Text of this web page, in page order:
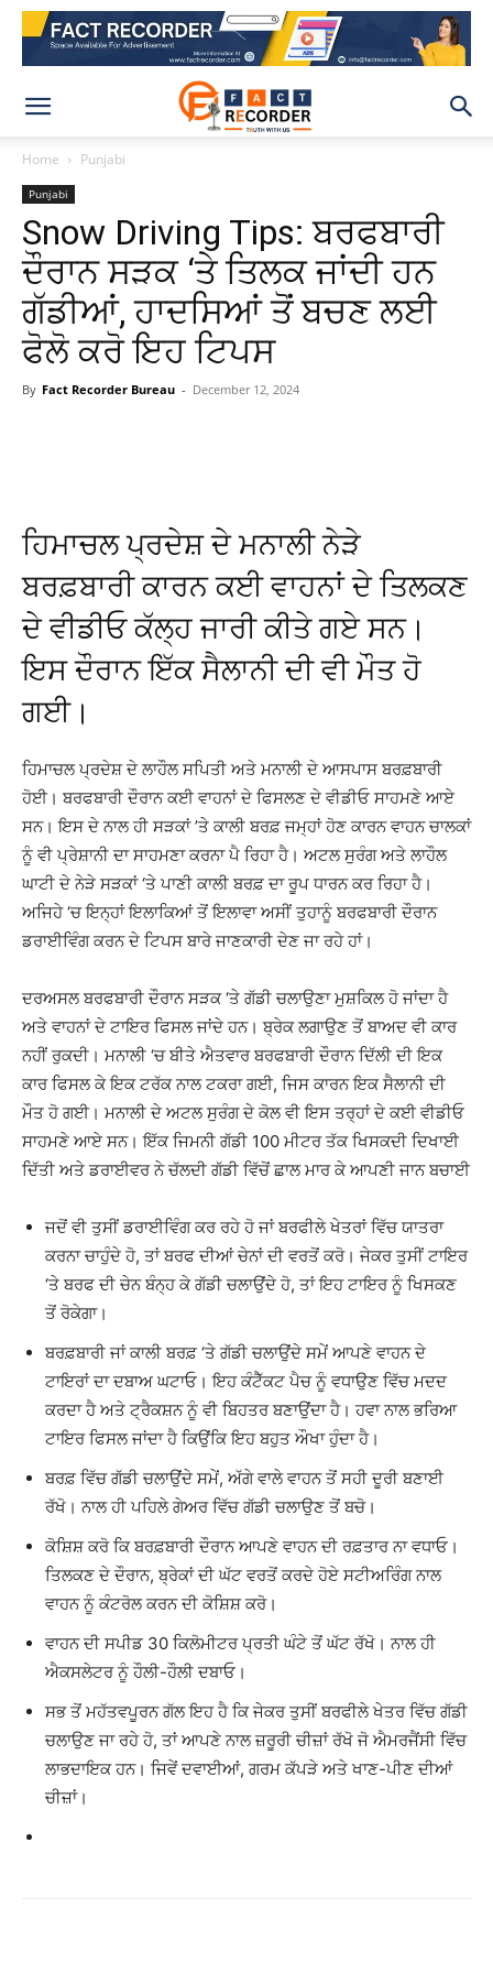
Home Punjabi
Punjabi
Snow Driving Tips: ਬਰਫਬਾਰੀ
ਦੌਰਾਨ ਸੜਕ ‘ਤੇ ਤਿਲਕ ਜਾਂਦੀ ਹਨ
ਗੱਡੀਆਂ, ਹਾਦਸਿਆਂ ਤੋਂ ਬਚਣ ਲਈ
ਫੋਲੋ ਕਰੋ ਇਹ ਟਿਪਸ
By Fact Recorder Bureau - December 12, 2024
ਹਿਮਾਚਲ ਪ੍ਰਦੇਸ਼ ਦੇ ਮਨਾਲੀ ਨੇੜੇ
ਬਰਫ਼ਬਾਰੀ ਕਾਰਨ ਕਈ ਵਾਹਨਾਂ ਦੇ ਤਿਲਕਣ
ਦੇ ਵੀਡੀਓ ਕੱਲ੍ਹ ਜਾਰੀ ਕੀਤੇ ਗਏ ਸਨ।
ਇਸ ਦੌਰਾਨ ਇੱਕ ਸੈਲਾਨੀ ਦੀ ਵੀ ਮੌਤ ਹੋ
ਗਈ।
ਹਿਮਾਚਲ ਪ੍ਰਦੇਸ਼ ਦੇ ਲਾਹੌਲ ਸਪਿਤੀ ਅਤੇ ਮਨਾਲੀ ਦੇ ਆਸਪਾਸ ਬਰਫ਼ਬਾਰੀ
ਹੋਈ। ਬਰਫਬਾਰੀ ਦੌਰਾਨ ਕਈ ਵਾਹਨਾਂ ਦੇ ਫਿਸਲਣ ਦੇ ਵੀਡੀਓ ਸਾਹਮਣੇ ਆਏ
ਸਨ। ਇਸ ਦੇ ਨਾਲ ਹੀ ਸੜਕਾਂ ’ਤੇ ਕਾਲੀ ਬਰਫ਼ ਜਮ੍ਹਾਂ ਹੋਣ ਕਾਰਨ ਵਾਹਨ ਚਾਲਕਾਂ
ਨੂੰ ਵੀ ਪ੍ਰੇਸ਼ਾਨੀ ਦਾ ਸਾਹਮਣਾ ਕਰਨਾ ਪੈ ਰਿਹਾ ਹੈ। ਅਟਲ ਸੁਰੰਗ ਅਤੇ ਲਾਹੌਲ
ਘਾਟੀ ਦੇ ਨੇੜੇ ਸੜਕਾਂ ‘ਤੇ ਪਾਣੀ ਕਾਲੀ ਬਰਫ਼ ਦਾ ਰੂਪ ਧਾਰਨ ਕਰ ਰਿਹਾ ਹੈ।
ਅਜਿਹੇ ‘ਚ ਇਨ੍ਹਾਂ ਇਲਾਕਿਆਂ ਤੋਂ ਇਲਾਵਾ ਅਸੀਂ ਤੁਹਾਨੂੰ ਬਰਫਬਾਰੀ ਦੌਰਾਨ
ਡਰਾਈਵਿੰਗ ਕਰਨ ਦੇ ਟਿਪਸ ਬਾਰੇ ਜਾਣਕਾਰੀ ਦੇਣ ਜਾ ਰਹੇ ਹਾਂ।
ਦਰਅਸਲ ਬਰਫਬਾਰੀ ਦੌਰਾਨ ਸੜਕ ‘ਤੇ ਗੱਡੀ ਚਲਾਉਣਾ ਮੁਸ਼ਕਿਲ ਹੋ ਜਾਂਦਾ ਹੈ
ਅਤੇ ਵਾਹਨਾਂ ਦੇ ਟਾਇਰ ਫਿਸਲ ਜਾਂਦੇ ਹਨ। ਬ੍ਰੇਕ ਲਗਾਉਣ ਤੋਂ ਬਾਅਦ ਵੀ ਕਾਰ
ਨਹੀਂ ਰੁਕਦੀ। ਮਨਾਲੀ ‘ਚ ਬੀਤੇ ਐਤਵਾਰ ਬਰਫਬਾਰੀ ਦੌਰਾਨ ਦਿੱਲੀ ਦੀ ਇਕ
ਕਾਰ ਫਿਸਲ ਕੇ ਇਕ ਟਰੱਕ ਨਾਲ ਟਕਰਾ ਗਈ, ਜਿਸ ਕਾਰਨ ਇਕ ਸੈਲਾਨੀ ਦੀ
ਮੌਤ ਹੋ ਗਈ। ਮਨਾਲੀ ਦੇ ਅਟਲ ਸੁਰੰਗ ਦੇ ਕੋਲ ਵੀ ਇਸ ਤਰ੍ਹਾਂ ਦੇ ਕਈ ਵੀਡੀਓ
ਸਾਹਮਣੇ ਆਏ ਸਨ। ਇੱਕ ਜਿਮਨੀ ਗੱਡੀ 100 ਮੀਟਰ ਤੱਕ ਖਿਸਕਦੀ ਦਿਖਾਈ
ਦਿੱਤੀ ਅਤੇ ਡਰਾਈਵਰ ਨੇ ਚੱਲਦੀ ਗੱਡੀ ਵਿੱਚੋਂ ਛਾਲ ਮਾਰ ਕੇ ਆਪਣੀ ਜਾਨ ਬਚਾਈ
ਜਦੋਂ ਵੀ ਤੁਸੀਂ ਡਰਾਈਵਿੰਗ ਕਰ ਰਹੇ ਹੋ ਜਾਂ ਬਰਫੀਲੇ ਖੇਤਰਾਂ ਵਿੱਚ ਯਾਤਰਾ
ਕਰਨਾ ਚਾਹੁੰਦੇ ਹੋ, ਤਾਂ ਬਰਫ ਦੀਆਂ ਚੇਨਾਂ ਦੀ ਵਰਤੋਂ ਕਰੋ। ਜੇਕਰ ਤੁਸੀਂ ਟਾਇਰ
‘ਤੇ ਬਰਫ ਦੀ ਚੇਨ ਬੰਨ੍ਹ ਕੇ ਗੱਡੀ ਚਲਾਉਂਦੇ ਹੋ, ਤਾਂ ਇਹ ਟਾਇਰ ਨੂੰ ਖਿਸਕਣ
ਤੋਂ ਰੋਕੇਗਾ।
ਬਰਫ਼ਬਾਰੀ ਜਾਂ ਕਾਲੀ ਬਰਫ਼ ‘ਤੇ ਗੱਡੀ ਚਲਾਉਂਦੇ ਸਮੇਂ ਆਪਣੇ ਵਾਹਨ ਦੇ
ਟਾਇਰਾਂ ਦਾ ਦਬਾਅ ਘਟਾਓ। ਇਹ ਕੰਟੈੱਕਟ ਪੈਚ ਨੂੰ ਵਧਾਉਣ ਵਿੱਚ ਮਦਦ
ਕਰਦਾ ਹੈ ਅਤੇ ਟ੍ਰੈਕਸ਼ਨ ਨੂੰ ਵੀ ਬਿਹਤਰ ਬਣਾਉਂਦਾ ਹੈ। ਹਵਾ ਨਾਲ ਭਰਿਆ
ਟਾਇਰ ਫਿਸਲ ਜਾਂਦਾ ਹੈ ਕਿਉਂਕਿ ਇਹ ਬਹੁਤ ਔਖਾ ਹੁੰਦਾ ਹੈ।
ਬਰਫ਼ ਵਿੱਚ ਗੱਡੀ ਚਲਾਉਂਦੇ ਸਮੇਂ, ਅੱਗੇ ਵਾਲੇ ਵਾਹਨ ਤੋਂ ਸਹੀ ਦੂਰੀ ਬਣਾਈ
ਰੱਖੋ। ਨਾਲ ਹੀ ਪਹਿਲੇ ਗੇਅਰ ਵਿੱਚ ਗੱਡੀ ਚਲਾਉਣ ਤੋਂ ਬਚੋ।
ਕੋਸ਼ਿਸ਼ ਕਰੋ ਕਿ ਬਰਫ਼ਬਾਰੀ ਦੌਰਾਨ ਆਪਣੇ ਵਾਹਨ ਦੀ ਰਫ਼ਤਾਰ ਨਾ ਵਧਾਓ।
ਤਿਲਕਣ ਦੇ ਦੌਰਾਨ, ਬ੍ਰੇਕਾਂ ਦੀ ਘੱਟ ਵਰਤੋਂ ਕਰਦੇ ਹੋਏ ਸਟੀਅਰਿੰਗ ਨਾਲ
ਵਾਹਨ ਨੂੰ ਕੰਟਰੋਲ ਕਰਨ ਦੀ ਕੋਸ਼ਿਸ਼ ਕਰੋ।
ਵਾਹਨ ਦੀ ਸਪੀਡ 30 ਕਿਲੋਮੀਟਰ ਪ੍ਰਤੀ ਘੰਟੇ ਤੋਂ ਘੱਟ ਰੱਖੋ। ਨਾਲ ਹੀ
ਐਕਸਲੇਟਰ ਨੂੰ ਹੌਲੀ-ਹੌਲੀ ਦਬਾਓ।
ਸਭ ਤੋਂ ਮਹੱਤਵਪੂਰਨ ਗੱਲ ਇਹ ਹੈ ਕਿ ਜੇਕਰ ਤੁਸੀਂ ਬਰਫੀਲੇ ਖੇਤਰ ਵਿੱਚ ਗੱਡੀ
ਚਲਾਉਣ ਜਾ ਰਹੇ ਹੋ, ਤਾਂ ਆਪਣੇ ਨਾਲ ਜ਼ਰੂਰੀ ਚੀਜ਼ਾਂ ਰੱਖੋ ਜੋ ਐਮਰਜੈਂਸੀ ਵਿੱਚ
ਲਾਭਦਾਇਕ ਹਨ। ਜਿਵੇਂ ਦਵਾਈਆਂ, ਗਰਮ ਕੱਪੜੇ ਅਤੇ ਖਾਣ-ਪੀਣ ਦੀਆਂ
ਚੀਜ਼ਾਂ।